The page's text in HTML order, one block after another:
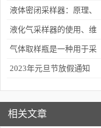
货！
液体密闭采样器：原理、
应用和优势
液化气采样器的使用、维
护与优化
气体取样瓶是一种用于采
集、贮存和分析气体样品
2023年元旦节放假通知
相关文章